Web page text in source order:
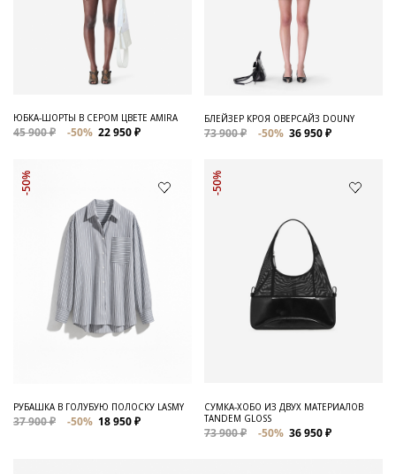
ЮБКА-ШОРТЫ В СЕРОМ ЦВЕТЕ AMIRA
45 900 ₽ -50% 22 950 ₽
БЛЕЙЗЕР КРОЯ ОВЕРСАЙЗ DOUNY
73 900 ₽ -50% 36 950 ₽
-50%
РУБАШКА В ГОЛУБУЮ ПОЛОСКУ LASMY
37 900 ₽ -50% 18 950 ₽
-50%
СУМКА-ХОБО ИЗ ДВУХ МАТЕРИАЛОВ
TANDEM GLOSS
73 900 ₽ -50% 36 950 ₽